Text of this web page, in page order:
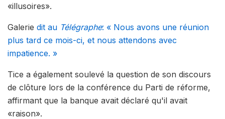
«illusoires».
Galerie dit au Télégraphe: « Nous avons une réunion
plus tard ce mois-ci, et nous attendons avec
impatience. »
Tice a également soulevé la question de son discours
de clôture lors de la conférence du Parti de réforme,
affirmant que la banque avait déclaré qu'il avait
«raison».